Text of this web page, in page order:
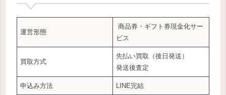
運営形態
商品券・ギフト券現金化サー
ビス
買取方式
先払い買取（後日発送）
発送後査定
申込み方法 LINE完結